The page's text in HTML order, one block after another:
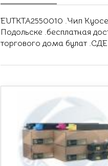
EUTKTA2550010 .Чип
Подольске .бесплатная
торгового дома булат .СДЕ